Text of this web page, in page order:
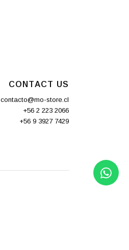
CONTACT US
contacto@mo-store.cl
+56 2 223 2066
+56 9 3927 7429